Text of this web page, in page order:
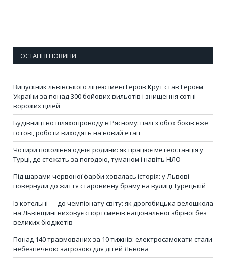
ОСТАННІ НОВИНИ
Випускник львівського ліцею імені Героїв Крут став Героєм
України за понад 300 бойових вильотів і знищення сотні
ворожих цілей
Будівництво шляхопроводу в Рясному: палі з обох боків вже
готові, роботи виходять на новий етап
Чотири покоління однієї родини: як працює метеостанція у
Турці, де стежать за погодою, туманом і навіть НЛО
Під шарами червоної фарби ховалась історія: у Львові
повернули до життя старовинну браму на вулиці Турецькій
Із котельні — до чемпіонату світу: як дрогобицька велошкола
на Львівщині виховує спортсменів національної збірної без
великих бюджетів
Понад 140 травмованих за 10 тижнів: електросамокати стали
небезпечною загрозою для дітей Львова